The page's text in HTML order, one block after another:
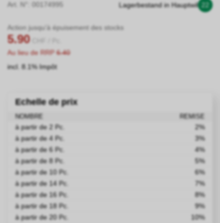
Art. N°: 00174995 Lagerbestand in Hauptwil 22
Action jusqu'à épuisement des stocks
5.90
Au lieu de RRP6.40
incl. 8.1% Impôt
Echelle de prix
NOMBRE REMISE
à partir de 2 Pc.
2%
à partir de 4 Pc.
3%
à partir de 6 Pc.
4%
à partir de 8 Pc.
5%
à partir de 10 Pc.
6%
à partir de 14 Pc.
7%
à partir de 16 Pc.
8%
à partir de 18 Pc.
9%
à partir de 20 Pc.
10%